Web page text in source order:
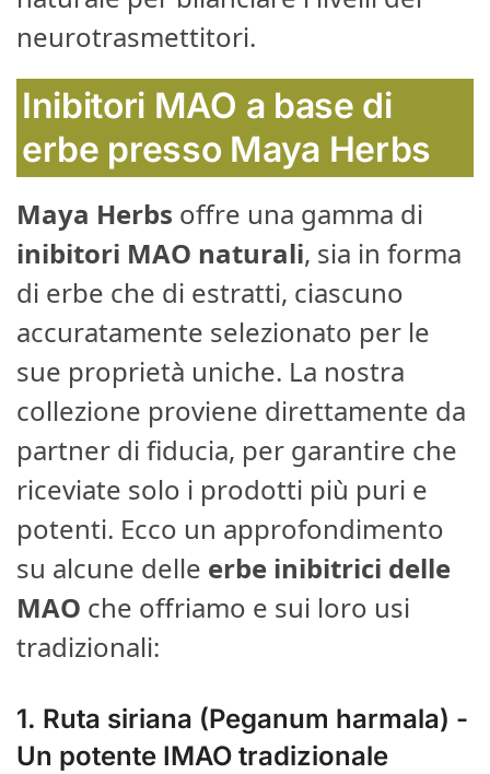
neurotrasmettitori.
Inibitori MAO a base di
erbe presso Maya Herbs
Maya Herbs offre una gamma di
inibitori MAO naturali, sia in forma
di erbe che di estratti, ciascuno
accuratamente selezionato per le
sue proprietà uniche. La nostra
collezione proviene direttamente da
partner di fiducia, per garantire che
riceviate solo i prodotti più puri e
potenti. Ecco un approfondimento
su alcune delle erbe inibitrici delle
MAO che offriamo e sui loro usi
tradizionali:
1. Ruta siriana (Peganum harmala) -
Un potente IMAO tradizionale